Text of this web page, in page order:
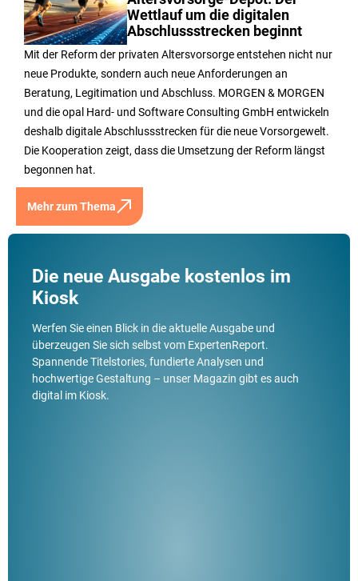
Wettlauf um die digitalen
Abschlussstrecken beginnt
Mit der Reform der privaten Altersvorsorge entstehen nicht nur
neue Produkte, sondern auch neue Anforderungen an
Beratung, Legitimation und Abschluss. MORGEN & MORGEN
und die opal Hard- und Software Consulting GmbH entwickeln
deshalb digitale Abschlussstrecken für die neue Vorsorgewelt.
Die Kooperation zeigt, dass die Umsetzung der Reform längst
begonnen hat.
Mehr zum Thema
Die neue Ausgabe kostenlos im
Kiosk
Werfen Sie einen Blick in die aktuelle Ausgabe und
überzeugen Sie sich selbst vom ExpertenReport.
Spannende Titelstories, fundierte Analysen und
hochwertige Gestaltung – unser Magazin gibt es auch
digital im Kiosk.